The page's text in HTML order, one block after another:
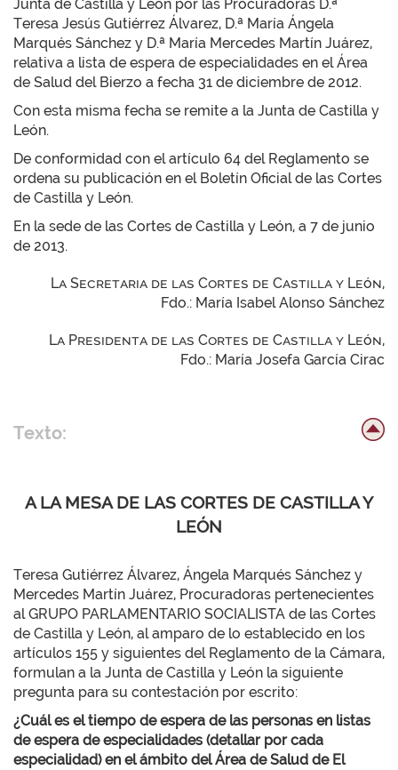
Junta de Castilla y León por las Procuradoras D.ª
Teresa Jesús Gutiérrez Álvarez, D.ª María Ángela
Marqués Sánchez y D.ª María Mercedes Martín Juárez,
relativa a lista de espera de especialidades en el Área
de Salud del Bierzo a fecha 31 de diciembre de 2012.
Con esta misma fecha se remite a la Junta de Castilla y
León.
De conformidad con el artículo 64 del Reglamento se
ordena su publicación en el Boletín Oficial de las Cortes
de Castilla y León.
En la sede de las Cortes de Castilla y León, a 7 de junio
de 2013.
La Secretaria de las Cortes de Castilla y León,
Fdo.: María Isabel Alonso Sánchez
La Presidenta de las Cortes de Castilla y León,
Fdo.: María Josefa García Cirac
Texto:
A LA MESA DE LAS CORTES DE CASTILLA Y
LEÓN
Teresa Gutiérrez Álvarez, Ángela Marqués Sánchez y
Mercedes Martín Juárez, Procuradoras pertenecientes
al GRUPO PARLAMENTARIO SOCIALISTA de las Cortes
de Castilla y León, al amparo de lo establecido en los
artículos 155 y siguientes del Reglamento de la Cámara,
formulan a la Junta de Castilla y León la siguiente
pregunta para su contestación por escrito:
¿Cuál es el tiempo de espera de las personas en listas
de espera de especialidades (detallar por cada
especialidad) en el ámbito del Área de Salud de El